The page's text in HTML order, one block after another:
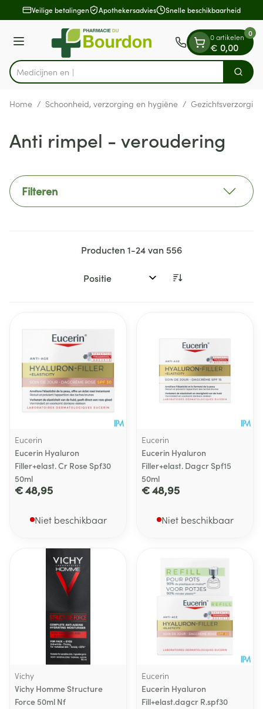
Ga naar de inhoud
1 van 1Veilige betalingen Apothekersadvies Snelle beschikbaarheid
Menu
Product, merk, categorie... Zoek
0 artikelen
€ 0,00
0
Home / Schoonheid, verzorging en hygiëne / Gezichtsverzorging
Anti rimpel - veroudering
Filteren
Producten1-24van556
Sorteer op:
Eucerin
Eucerin Hyaluron
Filler+elast. Cr Rose Spf30
50ml
€ 48,95
Niet beschikbaar
Eucerin
Eucerin Hyaluron
Filler+elast. Dagcr Spf15
50ml
€ 48,95
Niet beschikbaar
Vichy
Vichy Homme Structure
Force 50ml Nf
Eucerin
Eucerin Hyaluron
Fill+elast.dagcr R.spf30